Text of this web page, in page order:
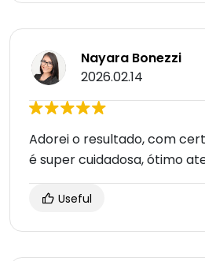
Nayara Bonezzi
2026.02.14
Adorei o resultado, com
é super cuidadosa, ótimo
Useful